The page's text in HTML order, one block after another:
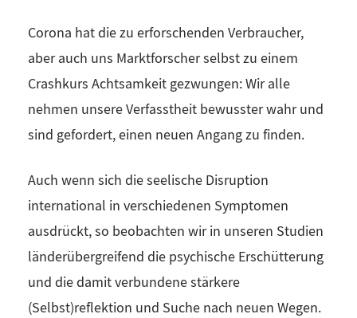
Corona hat die zu erforschenden Verbraucher,
aber auch uns Marktforscher selbst zu einem
Crashkurs Achtsamkeit gezwungen: Wir alle
nehmen unsere Verfasstheit bewusster wahr und
sind gefordert, einen neuen Angang zu finden.
Auch wenn sich die seelische Disruption
international in verschiedenen Symptomen
ausdrückt, so beobachten wir in unseren Studien
länderübergreifend die psychische Erschütterung
und die damit verbundene stärkere
(Selbst)reflektion und Suche nach neuen Wegen.